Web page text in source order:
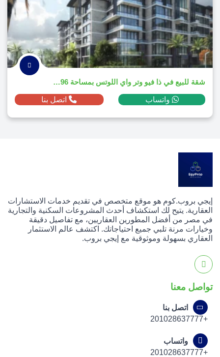
شقة للبيع في ذا فيو وتر واي اللوتس بمساحة 196م² ومقدم 2,513,100 ج.م
واتساب اتصل بنا
إيجي بروب.كوم هو موقع متخصص في تقديم خدمات الاستشارات
العقارية. يتيح لك استكشاف أحدث المشروعات السكنية والتجارية
في مصر من أفضل المطورين العقاريين، مع تفاصيل دقيقة
وخيارات مرنة تلبي جميع احتياجاتك. اكتشف عالم الاستثمار
العقاري بسهولة وموثوقية مع إيجي بروب.
تواصل معنا
اتصل بنا
+201028637777
واتساب
+201028637777